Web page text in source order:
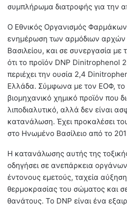
συμπλήρωμα διατροφής για την
Ο Εθνικός Οργανισμός
ενημέρωση των αρμόδιων
Βασιλείου, και σε συνεργασία με
ότι το προϊόν DNP Dinitrophenol
περιέχει την ουσία 2,4
Ελλάδα. Σύμφωνα με τον ΕΟΦ, το
βιομηχανικό χημικό προϊόν που
λιποδιαλυτικό, αλλά δεν είναι
κατανάλωση. Έχει προκαλέσει
στο Ηνωμένο Βασίλειο από το
Η κατανάλωσης αυτής της
οδηγήσει σε ανεπάρκεια
έντονους εμετούς, ταχεία
θερμοκρασίας του σώματος και
θανάτους. Το DNP είναι ένα